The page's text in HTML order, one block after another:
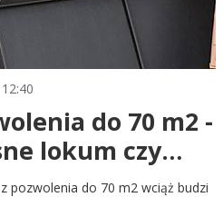
do 70 m2 -
lokum czy
pozwolenia do 70 m2 wciąż budzi